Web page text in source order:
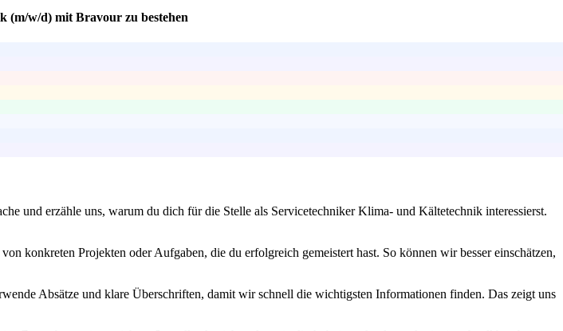
(m/w/d) mit Bravour zu bestehen
und erzähle uns, warum du dich für die Stelle als Servicetechniker Klima- und Kältetechnik interessierst.
konkreten Projekten oder Aufgaben, die du erfolgreich gemeistert hast. So können wir besser einschätzen,
Absätze und klare Überschriften, damit wir schnell die wichtigsten Informationen finden. Das zeigt uns